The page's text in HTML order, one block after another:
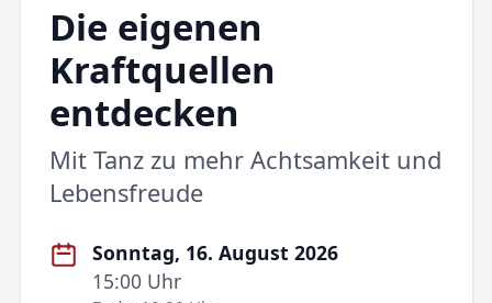
Die eigenen
Kraftquellen
entdecken
Mit Tanz zu mehr Achtsamkeit und
Lebensfreude
Sonntag, 16. August 2026
15:00 Uhr